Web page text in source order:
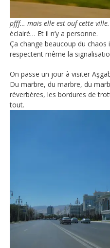
pfff… mais elle est ouf cette ville.
éclairé… Et il n’y a personne.
Ça change beaucoup du
respectent même la
On passe un jour à visiter
Du marbre, du marbre, du
réverbères, les bordures de
tout.